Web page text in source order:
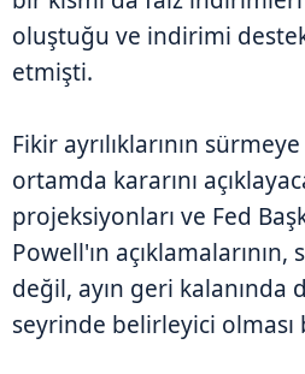
oluştuğu ve indirimi
etmişti.
Fikir ayrılıklarının
ortamda kararını
projeksiyonları ve Fed
Powell'ın
değil, ayın geri kalanında
seyrinde belirleyici olması